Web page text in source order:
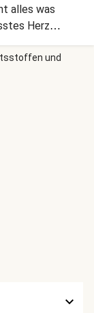
alles was
Herz
Putenbrust
Menge
machen.
und